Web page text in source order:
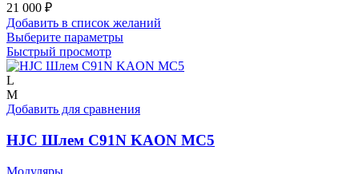
21 000 ₽
Добавить в список желаний
Выберите параметрыЭтот
имеет
Опции
выбрать
на
Быстрый просмотр
L
M
Добавить для сравнения
HJC Шлем C91N KAON MC5
Модуляры